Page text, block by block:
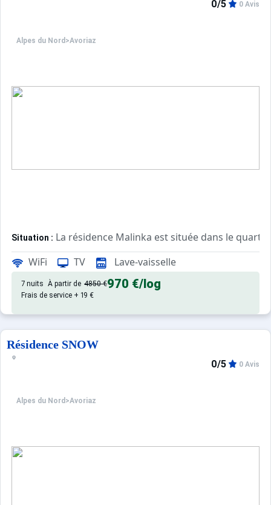
Alpes du Nord >Avoriaz
0/5 0 Avis
Situation : La résidence Malinka est située dans le
La résidence s'étire gracieusement le long de la piste
Le départ à ski permet de rejoindre facilement les
Appartement de particulier :
WiFi TV Lave-vaisselle
7 nuits À partir de 4850 €970 €/log
Frais de service + 19 €
Résidence SNOW
Alpes du Nord >Avoriaz
0/5 0 Avis